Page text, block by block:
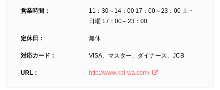
営業時間：
11：30～14：00 17：00～23：00 土・
日曜 17：00～23：00
定休日： 無休
対応カード： VISA、マスター、ダイナース、JCB
URL： http://www.kai-wa.com/